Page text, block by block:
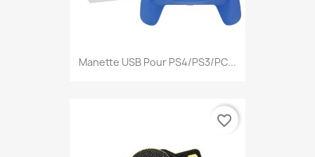
Manette USB Pour PS4/PS3/PC...
favorite_border